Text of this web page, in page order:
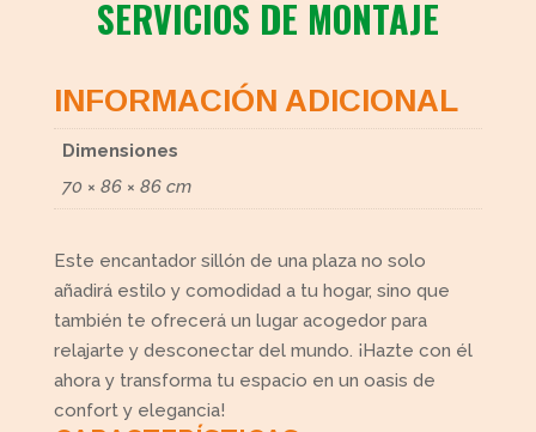
SERVICIOS DE MONTAJE
INFORMACIÓN ADICIONAL
Dimensiones
70 × 86 × 86 cm
Este encantador sillón de una plaza no solo
añadirá estilo y comodidad a tu hogar, sino que
también te ofrecerá un lugar acogedor para
relajarte y desconectar del mundo. ¡Hazte con él
ahora y transforma tu espacio en un oasis de
confort y elegancia!